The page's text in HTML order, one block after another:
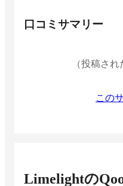
口コミサマリー
（投稿さ
この
Limelightの